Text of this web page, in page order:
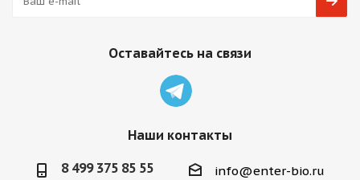
Оставайтесь на связи
Наши контакты
8 499 375 85 55 info@enter-bio.ru